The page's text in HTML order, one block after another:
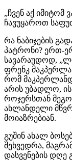
„ჩვენ აქ
ჩავუყაროთ
რა ნაბიჯების
პატრონი? ერთ-
სავარაუდოდ,
ფრენკ
რომ
არის უბადლო,
როჯერსთან
ახლანდელი
მოიაზრებიან.
გუშინ ახალ
შეხვედრა,
დასვენების დღე